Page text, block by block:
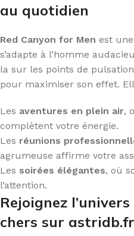
au quotidien
Red Canyon for Men est
s’adapte à l’homme
la sur les points de
pour maximiser son effet.
Les aventures en plein air,
complètent votre énergie.
Les réunions
agrumeuse affirme votre
Les soirées élégantes, où
l’attention.
Rejoignez
chers sur astridb.fr